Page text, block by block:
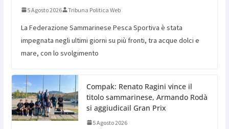
5 Agosto 2026 Tribuna Politica Web
La Federazione Sammarinese Pesca Sportiva è stata
impegnata negli ultimi giorni su più fronti, tra acque dolci e
mare, con lo svolgimento
Compak: Renato Ragini vince il
titolo sammarinese, Armando Rodà
si aggiudicail Gran Prix
5 Agosto 2026